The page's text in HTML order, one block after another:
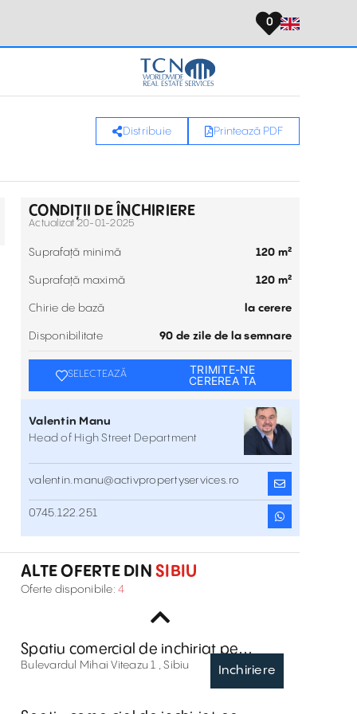
0
Distribuie Printează PDF
CONDIȚII DE ÎNCHIRIERE
Actualizat 20-01-2025
Suprafață minimă 120 m²
Suprafață maximă 120 m²
Chirie de bază la cerere
Disponibilitate 90 de zile de la semnare
SELECTEAZĂ
TRIMITE-NE
CEREREA TA
Valentin Manu
Head of High Street Department
valentin.manu@activpropertyservices.ro
0745.122.251
ALTE OFERTE DIN SIBIU
Oferte disponibile: 4
Inchiriere
Spatiu comercial de inchiriat pe
Spatiu comercial de inchiriat pe Strada
Doamna Stanca 6
Strada Doamna Stanca 6 , Sibiu
Inchiriere
Spatiu comercial de inchiriat pe
Bulevardul Mihai Viteazu 1
Bulevardul Mihai Viteazu 1 , Sibiu